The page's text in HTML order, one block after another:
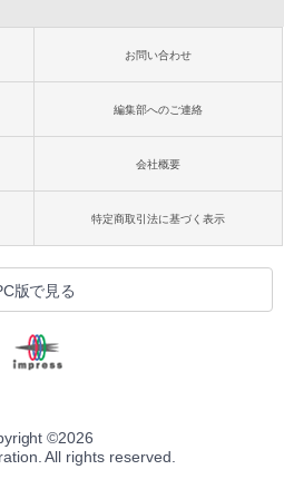
お問い合わせ
編集部へのご連絡
会社概要
特定商取引法に基づく表示
版で見る
©2026
All rights reserved.